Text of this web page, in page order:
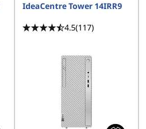
IdeaCentre Tower 14IRR9
4.5(117)